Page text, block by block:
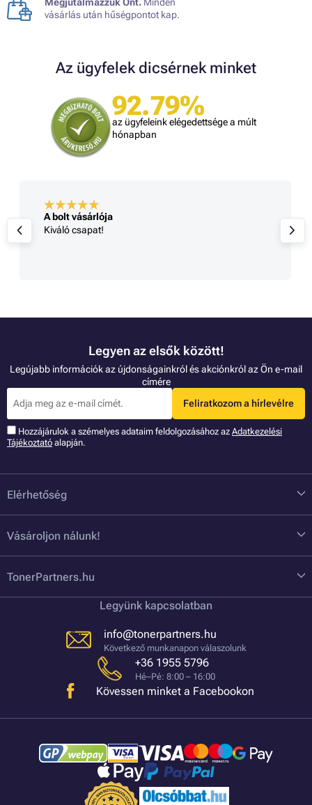
vásárlás után hűségpontot kap.
Az ügyfelek dicsérnek minket
92.79%
az ügyfeleink elégedettsége a múlt
hónapban
A bolt vásárlója
Kiváló csapat!
Legyen az elsők között!
Legújabb információk az újdonságainkról és akciónkról az Ön e-mail
címére
Feliratkozom a hírlevélre
Hozzájárulok a szémelyes adataim feldolgozásához az Adatkezelési
Tájékoztató alapján.
Elérhetőség
Vásároljon nálunk!
TonerPartners.hu
Legyünk kapcsolatban
info@tonerpartners.hu
Következő munkanapon válaszolunk
+36 1955 5796
Hé–Pé: 8:00 – 16:00
Kövessen minket a Facebookon